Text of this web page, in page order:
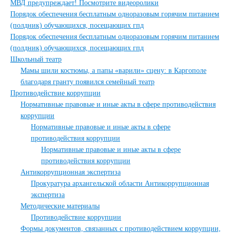
МВД предупреждает! Посмотрите видеоролики
Порядок обеспечения бесплатным одноразовым горячим питанием
(полдник) обучающихся, посещающих гпд
Порядок обеспечения бесплатным одноразовым горячим питанием
(полдник) обучающихся, посещающих гпд
Школьный театр
Мамы шили костюмы, а папы «варили» сцену: в Каргополе
благодаря гранту появился семейный театр
Противодействие коррупции
Нормативные правовые и иные акты в сфере противодействия
коррупции
Нормативные правовые и иные акты в сфере
противодействия коррупции
Нормативные правовые и иные акты в сфере
противодействия коррупции
Антикоррупционная экспертиза
Прокуратура архангельской области Антикоррупционная
экспертиза
Методические материалы
Противодействие коррупции
Формы документов, связанных с противодействием коррупции,